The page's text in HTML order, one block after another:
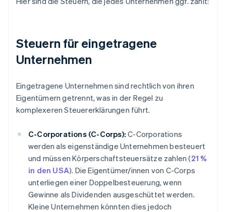
Steuern für eingetragene
Unternehmen
Eingetragene Unternehmen sind rechtlich von ihren
Eigentümern getrennt, was in der Regel zu
komplexeren Steuererklärungen führt.
C-Corporations (C-Corps): C-Corporations
werden als eigenständige Unternehmen besteuert
und müssen Körperschaftsteuersätze zahlen (21 %
in den USA). Die Eigentümer/innen von C-Corps
unterliegen einer Doppelbesteuerung, wenn
Gewinne als Dividenden ausgeschüttet werden.
Kleine Unternehmen könnten dies jedoch